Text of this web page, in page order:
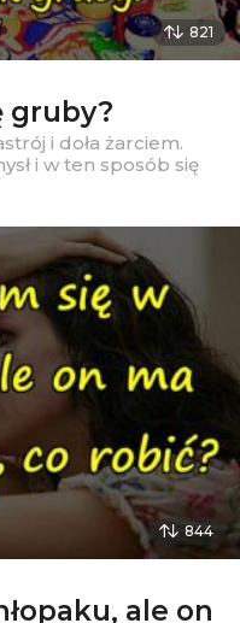
821
gruby?
i doła żarciem.
i w ten sposób się
844
ale on